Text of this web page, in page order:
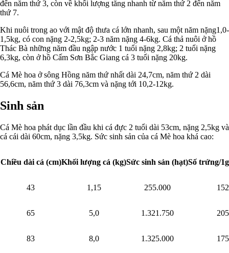
đến năm thứ 3, còn về khối lượng tăng nhanh từ năm thứ 2 đến năm
thứ 7.
Khi nuôi trong ao với mật độ thưa cá lớn nhanh, sau một năm nặng1,0-
1,5kg, có con nặng 2-2,5kg; 2-3 năm nặng 4-6kg. Cá thả nuôi ở hồ
Thác Bà những năm đầu ngập nước 1 tuổi nặng 2,8kg; 2 tuổi nặng
6,3kg, còn ở hồ Cấm Sơn Bắc Giang cá 3 tuổi nặng 20kg.
Cá Mè hoa ở sông Hồng năm thứ nhất dài 24,7cm, năm thứ 2 dài
56,6cm, năm thứ 3 dài 76,3cm và nặng tới 10,2-12kg.
Sinh sản
Cá Mè hoa phát dục lần đầu khi cá đực 2 tuổi dài 53cm, nặng 2,5kg và
cá cái dài 60cm, nặng 3,5kg. Sức sinh sản của cá Mè hoa khá cao:
Chiều dài cá (cm)Khối lượng cá (kg)Sức sinh sản (hạt)Số trứng/
43 1,15 255.000 152
65 5,0 1.321.750 205
83 8,0 1.325.000 175